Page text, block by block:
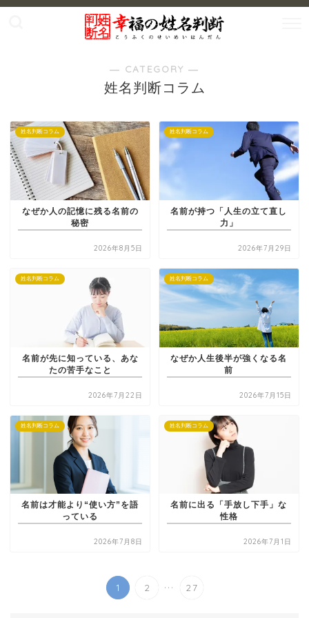
― CATEGORY ―
姓名判断コラム
姓名判断コラム
なぜか人の記憶に残る名前の
秘密
2026年8月5日
姓名判断コラム
名前が持つ「人生の立て直し
力」
2026年7月29日
姓名判断コラム
名前が先に知っている、あな
たの苦手なこと
2026年7月22日
姓名判断コラム
なぜか人生後半が強くなる名
前
2026年7月15日
姓名判断コラム
名前は才能より“使い方”を語
っている
2026年7月8日
姓名判断コラム
名前に出る「手放し下手」な
性格
2026年7月1日
1 2 ... 27